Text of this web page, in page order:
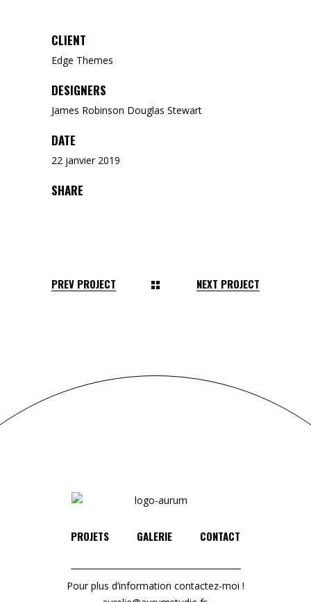
CLIENT
Edge Themes
DESIGNERS
James Robinson Douglas Stewart
DATE
22 janvier 2019
SHARE
PREV PROJECT NEXT PROJECT
PROJETS GALERIE CONTACT
Pour plus d’information contactez-moi !